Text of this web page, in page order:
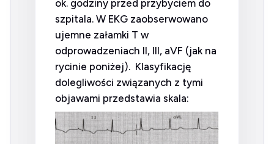
ok. godziny przed przybyciem do
szpitala. W EKG zaobserwowano
ujemne załamki T w
odprowadzeniach II, III, aVF (jak na
rycinie poniżej). Klasyfikację
dolegliwości związanych z tymi
objawami przedstawia skala: